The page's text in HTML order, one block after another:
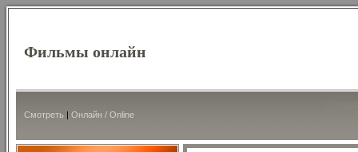
Фильмы онлайн
Смотреть | Онлайн / Online